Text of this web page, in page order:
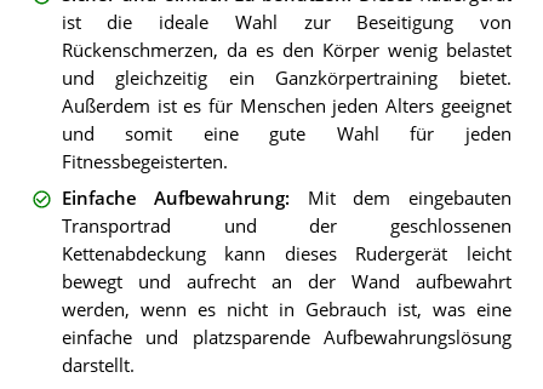
ist die ideale Wahl zur Beseitigung von
Rückenschmerzen, da es den Körper wenig belastet
und gleichzeitig ein Ganzkörpertraining bietet.
Außerdem ist es für Menschen jeden Alters geeignet
und somit eine gute Wahl für jeden
Fitnessbegeisterten.
Einfache Aufbewahrung: Mit dem eingebauten
Transportrad und der geschlossenen
Kettenabdeckung kann dieses Rudergerät leicht
bewegt und aufrecht an der Wand aufbewahrt
werden, wenn es nicht in Gebrauch ist, was eine
einfache und platzsparende Aufbewahrungslösung
darstellt.